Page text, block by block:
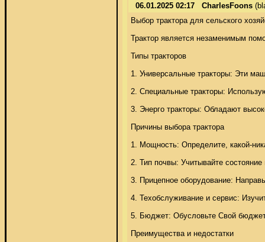
06.01.2025 02:17 CharlesFoons
Выбор трактора для сельского
Трактор является незаменимым
Типы тракторов
1. Универсальные тракторы: Эти
2. Специальные тракторы:
3. Энерго тракторы: Обладают
Причины выбора трактора
1. Мощность: Определите, какой-
2. Тип почвы: Учитывайте
3. Прицепное оборудование:
4. Техобслуживание и сервис:
5. Бюджет: Обусловьте Свой
Преимущества и недостатки